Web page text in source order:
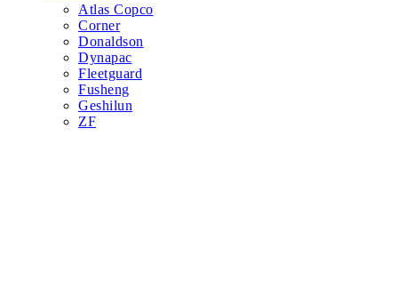
Atlas Copco
Corner
Donaldson
Dynapac
Fleetguard
Fusheng
Geshilun
ZF